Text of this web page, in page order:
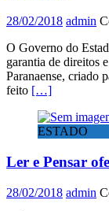
28/02/2018 admin
O Governo do
garantia de direitos
Paranaense, criado
feito […]
ESTADO
Ler e Pensar
28/02/2018 admin